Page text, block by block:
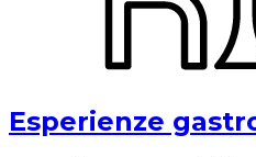
Esperienze